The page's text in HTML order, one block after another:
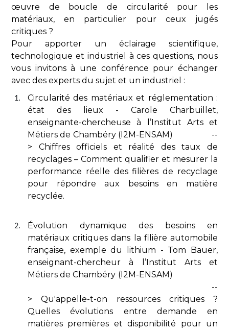
œuvre de boucle de circularité pour les
matériaux, en particulier pour ceux jugés
critiques ?
Pour apporter un éclairage scientifique,
technologique et industriel à ces questions, nous
vous invitons à une conférence pour échanger
avec des experts du sujet et un industriel :
Circularité des matériaux et réglementation :
état des lieux - Carole Charbuillet,
enseignante-chercheuse à l’Institut Arts et
Métiers de Chambéry (I2M-ENSAM) --
> Chiffres officiels et réalité des taux de
recyclages – Comment qualifier et mesurer la
performance réelle des filières de recyclage
pour répondre aux besoins en matière
recyclée.
Évolution dynamique des besoins en
matériaux critiques dans la filière automobile
française, exemple du lithium - Tom Bauer,
enseignant-chercheur à l’Institut Arts et
Métiers de Chambéry (I2M-ENSAM)
--
> Qu'appelle-t-on ressources critiques ?
Quelles évolutions entre demande en
matières premières et disponibilité pour un